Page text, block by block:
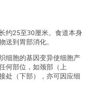
约25至30厘米。食道本身
送到胃部消化。
细胞的基因变异使细胞产
何部位，如颈部（上
处（下部），亦可因应细